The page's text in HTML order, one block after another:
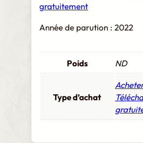
gratuitement
Année de parution : 2022
Poids ND
Type d’achat
Acheter